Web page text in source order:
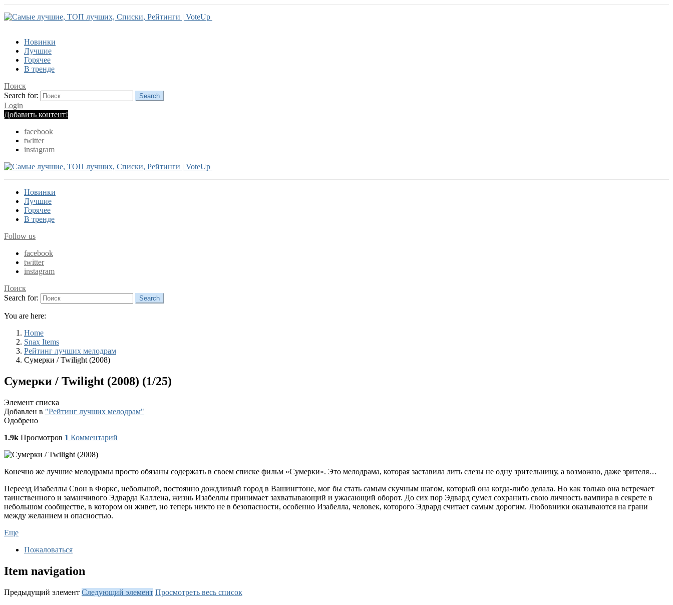
Новинки
Лучшие
Горячее
В тренде
Поиск
Search for:
Search
Login
Добавить контент!
facebook
twitter
instagram
Новинки
Лучшие
Горячее
В тренде
Follow us
facebook
twitter
instagram
Поиск
Search for:
Search
You are here:
Home
Snax Items
Рейтинг лучших мелодрам
Сумерки / Twilight (2008)
Сумерки / Twilight (2008) (1/25)
Элемент списка
Добавлен в "Рейтинг лучших мелодрам"
Одобрено
1.9k Просмотров 1 Комментарий
Конечно же лучшие мелодрамы просто обязаны содержать в своем списке фильм «Сумерки». Это мелодрама, которая заставила лить слезы не одну зрительницу, а возможно, даже зрителя…
Переезд Изабеллы Свон в Форкс, небольшой, постоянно дождливый город в Вашингтоне, мог бы стать самым скучным шагом, который она когда-либо делала. Но как только она встречает
таинственного и заманчивого Эдварда Каллена, жизнь Изабеллы принимает захватывающий и ужасающий оборот. До сих пор Эдвард сумел сохранить свою личность вампира в секрете в
небольшом сообществе, в котором он живет, но теперь никто не в безопасности, особенно Изабелла, человек, которого Эдвард считает самым дорогим. Любовники оказываются на грани
между желанием и опасностью.
Еще
Пожаловаться
Item navigation
Предыдущий элемент Следующий элемент Просмотреть весь список